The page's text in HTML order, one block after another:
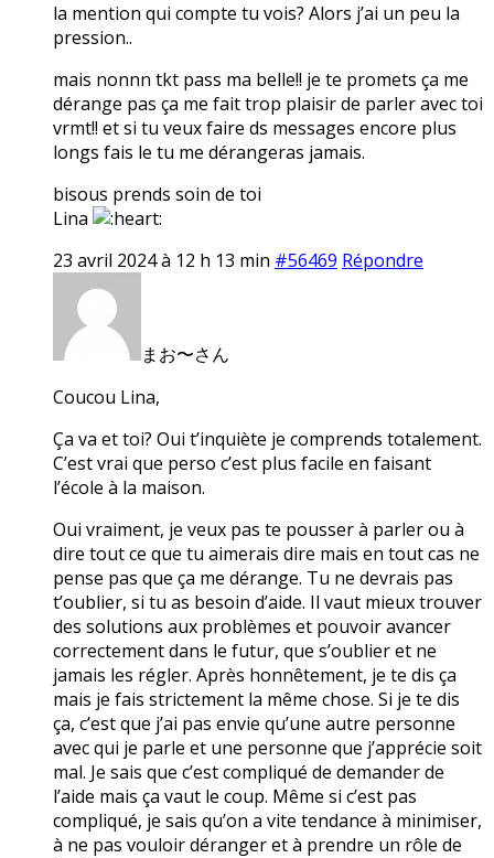
la mention qui compte tu vois? Alors j’ai un peu la
pression..
mais nonnn tkt pass ma belle!! je te promets ça me
dérange pas ça me fait trop plaisir de parler avec toi
vrmt!! et si tu veux faire ds messages encore plus
longs fais le tu me dérangeras jamais.
bisous prends soin de toi
Lina
23 avril 2024 à 12 h 13 min #56469 Répondre
まお〜さん
Coucou Lina,
Ça va et toi? Oui t’inquiète je comprends totalement.
C’est vrai que perso c’est plus facile en faisant
l’école à la maison.
Oui vraiment, je veux pas te pousser à parler ou à
dire tout ce que tu aimerais dire mais en tout cas ne
pense pas que ça me dérange. Tu ne devrais pas
t’oublier, si tu as besoin d’aide. Il vaut mieux trouver
des solutions aux problèmes et pouvoir avancer
correctement dans le futur, que s’oublier et ne
jamais les régler. Après honnêtement, je te dis ça
mais je fais strictement la même chose. Si je te dis
ça, c’est que j’ai pas envie qu’une autre personne
avec qui je parle et une personne que j’apprécie soit
mal. Je sais que c’est compliqué de demander de
l’aide mais ça vaut le coup. Même si c’est pas
compliqué, je sais qu’on a vite tendance à minimiser,
à ne pas vouloir déranger et à prendre un rôle de